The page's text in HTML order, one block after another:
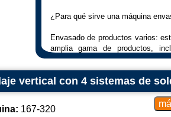
¿Para qué sirve una máquina
Envasado de productos varios:
amplia gama de productos,
personal, productos químicos y
Practicidad y atractivo: El
consumidores, ya que puede
Además, lucen llamativos en
diseños e información del
vertical con 4 sistemas de
167-320